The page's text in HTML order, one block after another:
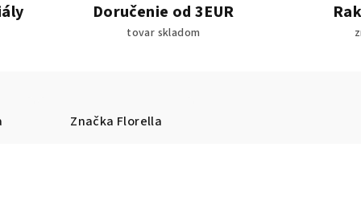
Doručenie od 3EUR
tovar skladom
Značka Florella